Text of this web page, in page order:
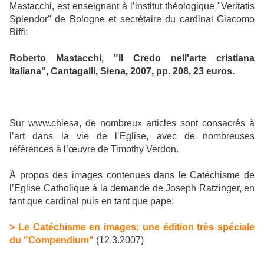
Mastacchi, est enseignant à l’institut théologique "Veritatis
Splendor" de Bologne et secrétaire du cardinal Giacomo
Biffi:
Roberto Mastacchi, "Il Credo nell'arte cristiana
italiana", Cantagalli, Siena, 2007, pp. 208, 23 euros.
Sur www.chiesa, de nombreux articles sont consacrés à
l’art dans la vie de l’Eglise, avec de nombreuses
références à l’œuvre de Timothy Verdon.
À propos des images contenues dans le Catéchisme de
l’Eglise Catholique à la demande de Joseph Ratzinger, en
tant que cardinal puis en tant que pape:
> Le Catéchisme en images: une édition très spéciale
du "Compendium" (12.3.2007)